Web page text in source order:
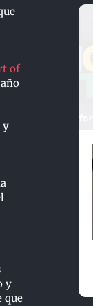
of
y
y
que